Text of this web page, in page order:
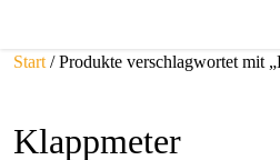
Start / Produkte verschlagwortet mit
Klappmeter